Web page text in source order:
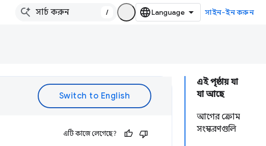
/ সাইন-ইন করুন
এই পৃষ্ঠায় যা
যা আছে
আগের ক্রোম
সংস্করণগুলি
এটি কাজে লেগেছে?